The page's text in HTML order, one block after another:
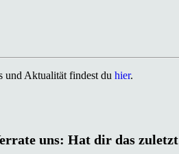
und Aktualität findest du hier.
uns: Hat dir das